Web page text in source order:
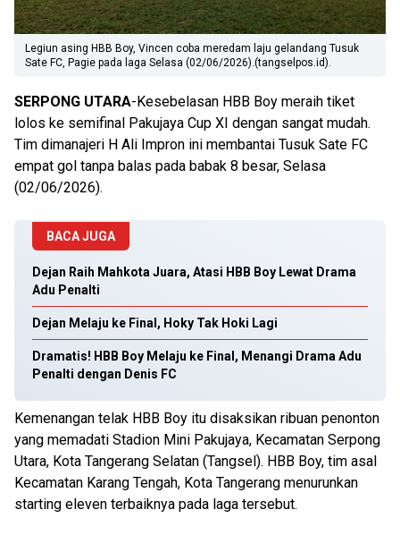
Legiun asing HBB Boy, Vincen coba meredam laju gelandang Tusuk
Sate FC, Pagie pada laga Selasa (02/06/2026).(tangselpos.id).
SERPONG UTARA-Kesebelasan HBB Boy meraih tiket
lolos ke semifinal Pakujaya Cup XI dengan sangat mudah.
Tim dimanajeri H Ali Impron ini membantai Tusuk Sate FC
empat gol tanpa balas pada babak 8 besar, Selasa
(02/06/2026).
BACA JUGA
Dejan Raih Mahkota Juara, Atasi HBB Boy Lewat Drama
Adu Penalti
Dejan Melaju ke Final, Hoky Tak Hoki Lagi
Dramatis! HBB Boy Melaju ke Final, Menangi Drama Adu
Penalti dengan Denis FC
Kemenangan telak HBB Boy itu disaksikan ribuan penonton
yang memadati Stadion Mini Pakujaya, Kecamatan Serpong
Utara, Kota Tangerang Selatan (Tangsel). HBB Boy, tim asal
Kecamatan Karang Tengah, Kota Tangerang menurunkan
starting eleven terbaiknya pada laga tersebut.